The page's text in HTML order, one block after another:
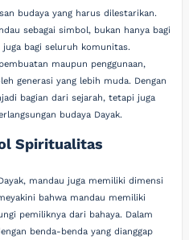
budaya yang harus dilestarikan.
sebagai simbol, bukan hanya bagi
bagi seluruh komunitas.
maupun penggunaan,
generasi yang lebih muda. Dengan
bagian dari sejarah, tetapi juga
budaya Dayak.
Spiritualitas
mandau juga memiliki dimensi
bahwa mandau memiliki
pemiliknya dari bahaya. Dalam
benda-benda yang dianggap